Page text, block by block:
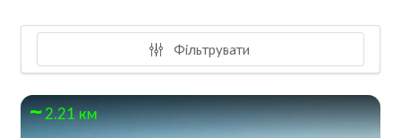
Фільтрувати
2.21 км